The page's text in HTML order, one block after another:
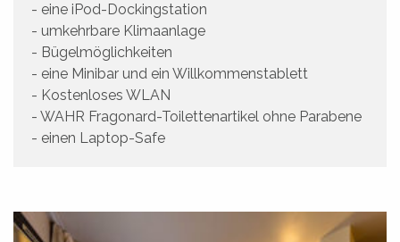
- eine iPod-Dockingstation
- umkehrbare Klimaanlage
- Bügelmöglichkeiten
- eine Minibar und ein Willkommenstablett
- Kostenloses WLAN
- WAHR Fragonard-Toilettenartikel ohne Parabene
- einen Laptop-Safe